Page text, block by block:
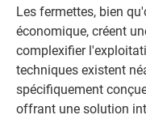
Les fermettes, bien
économique, créent
complexifier
techniques existent
spécifiquement
offrant une solution